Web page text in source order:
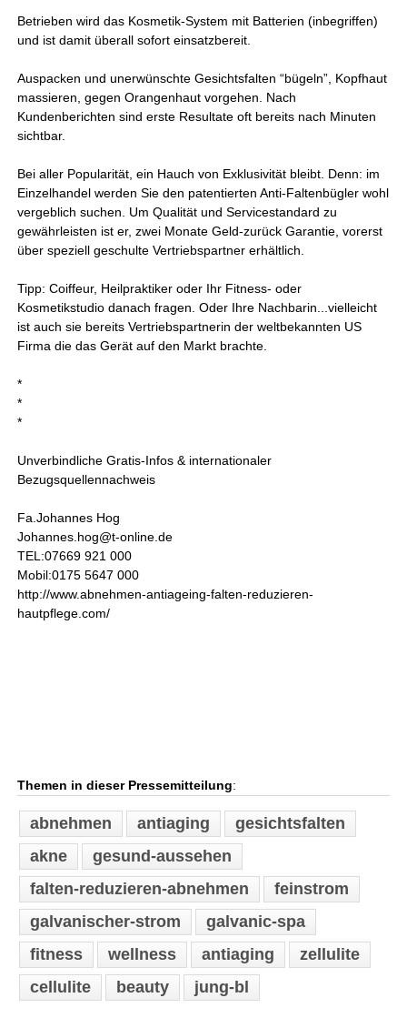
Betrieben wird das Kosmetik-System mit Batterien (inbegriffen)
und ist damit überall sofort einsatzbereit.
Auspacken und unerwünschte Gesichtsfalten “bügeln”, Kopfhaut
massieren, gegen Orangenhaut vorgehen. Nach
Kundenberichten sind erste Resultate oft bereits nach Minuten
sichtbar.
Bei aller Popularität, ein Hauch von Exklusivität bleibt. Denn: im
Einzelhandel werden Sie den patentierten Anti-Faltenbügler wohl
vergeblich suchen. Um Qualität und Servicestandard zu
gewährleisten ist er, zwei Monate Geld-zurück Garantie, vorerst
über speziell geschulte Vertriebspartner erhältlich.
Tipp: Coiffeur, Heilpraktiker oder Ihr Fitness- oder
Kosmetikstudio danach fragen. Oder Ihre Nachbarin...vielleicht
ist auch sie bereits Vertriebspartnerin der weltbekannten US
Firma die das Gerät auf den Markt brachte.
*
*
*
Unverbindliche Gratis-Infos & internationaler
Bezugsquellennachweis
Fa.Johannes Hog
Johannes.hog@t-online.de
TEL:07669 921 000
Mobil:0175 5647 000
http://www.abnehmen-antiageing-falten-reduzieren-
hautpflege.com/
Themen in dieser Pressemitteilung:
abnehmen antiaging
gesichtsfalten
akne
gesund-aussehen
falten-reduzieren-abnehmen
feinstrom
galvanischer-strom
galvanic-spa
fitness
wellness antiaging
zellulite
cellulite
beauty jung-bl